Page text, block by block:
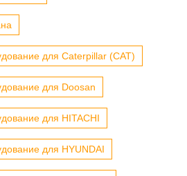
для Caterpillar (CAT)
для Doosan
для HITACHI
для HYUNDAI